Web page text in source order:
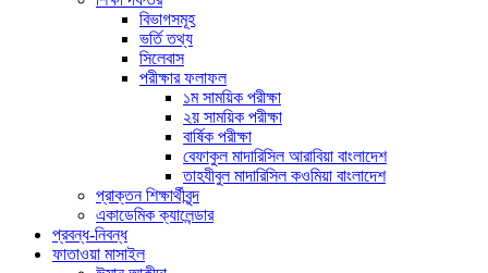
বিভাগসমূহ
ভর্তি তথ্য
সিলেবাস
পরীক্ষার ফলাফল
১ম সাময়িক পরীক্ষা
২য় সাময়িক পরীক্ষা
বার্ষিক পরীক্ষা
বেফাকুল মাদারিসিল আরাবিয়া বাংলাদেশ
তাহযীবুল মাদারিসিল কওমিয়া বাংলাদেশ
প্রাক্তন শিক্ষার্থীবৃন্দ
একাডেমিক ক্যালেন্ডার
প্রবন্ধ-নিবন্ধ
ফাতাওয়া মাসাইল